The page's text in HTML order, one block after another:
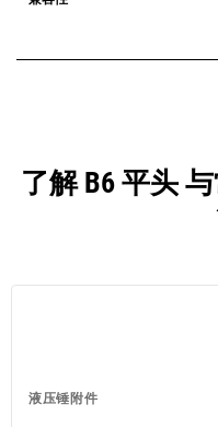
了解 B6 平头
液压锤附件